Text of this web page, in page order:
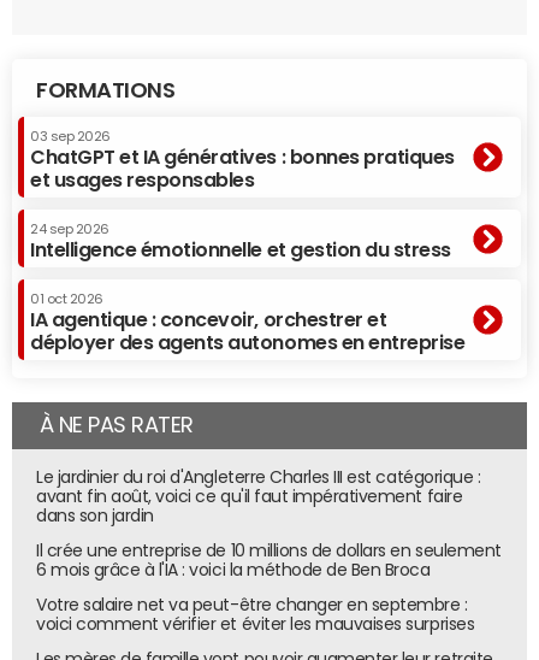
FORMATIONS
03 sep 2026
ChatGPT et IA génératives : bonnes pratiques
et usages responsables
24 sep 2026
Intelligence émotionnelle et gestion du stress
01 oct 2026
IA agentique : concevoir, orchestrer et
déployer des agents autonomes en entreprise
À NE PAS RATER
Le jardinier du roi d'Angleterre Charles III est catégorique :
avant fin août, voici ce qu'il faut impérativement faire
dans son jardin
Il crée une entreprise de 10 millions de dollars en seulement
6 mois grâce à l'IA : voici la méthode de Ben Broca
Votre salaire net va peut-être changer en septembre :
voici comment vérifier et éviter les mauvaises surprises